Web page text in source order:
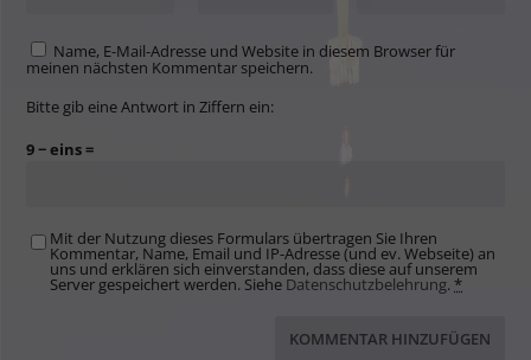
Name, E-Mail-Adresse und Website in diesem Browser für
meinen nächsten Kommentar speichern.
Bitte gib eine Antwort in Ziffern ein:
9 − eins =
Mit der Nutzung dieses Formulars übertragen Sie Ihren
Kommentar, Name, Email und IP-Adresse (und ev. Webseite) an
uns und erklären sich einverstanden, dass diese auf unserem
Server gespeichert werden. Siehe Datenschutzbelehrung.*